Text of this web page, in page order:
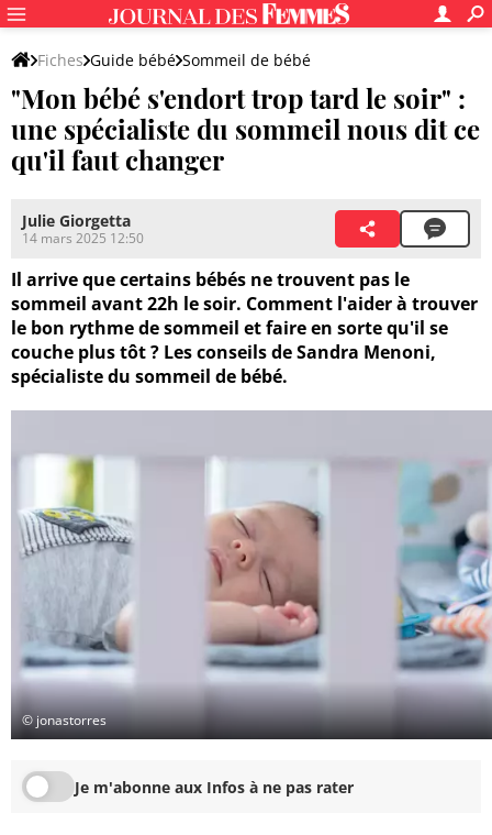
Fiches Guide bébé Sommeil de bébé
"Mon bébé s'endort trop tard le soir" :
une spécialiste du sommeil nous dit ce
qu'il faut changer
Julie Giorgetta
14 mars 2025 12:50
Il arrive que certains bébés ne trouvent pas le
sommeil avant 22h le soir. Comment l'aider à trouver
le bon rythme de sommeil et faire en sorte qu'il se
couche plus tôt ? Les conseils de Sandra Menoni,
spécialiste du sommeil de bébé.
© jonastorres
Je m'abonne aux Infos à ne pas rater